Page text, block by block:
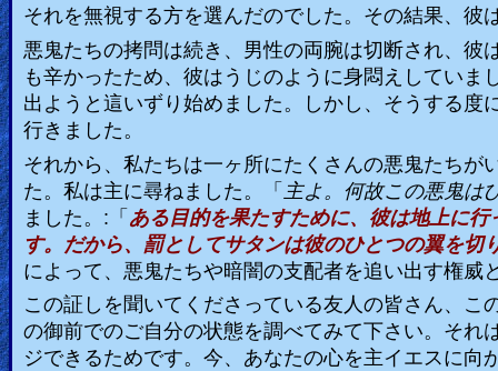
それを無視する方を選んだのでした。その結果、
悪鬼たちの拷問は続き、男性の両腕は切断され、
も辛かったため、彼はうじのように身悶えしてい
出ようと這いずり始めました。しかし、そうする
行きました。
それから、私たちは一ヶ所にたくさんの悪鬼たち
た。私は主に尋ねました。「 主よ。何故この悪鬼は
ました。 : 「 ある目的を果たすために、彼は地上に
す。だから、罰としてサタンは彼のひとつの翼を切
によって、悪鬼たちや暗闇の支配者を追い出す権威
この証しを聞いてくださっている友人の皆さん、
の御前でのご自分の状態を調べてみて下さい。そ
ジできるためです。今、あなたの心を主イエスに